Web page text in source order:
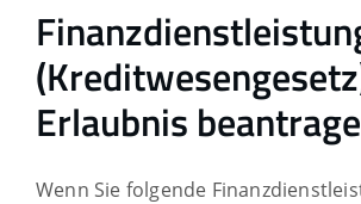
Erlaubnis
Wenn Sie folgende